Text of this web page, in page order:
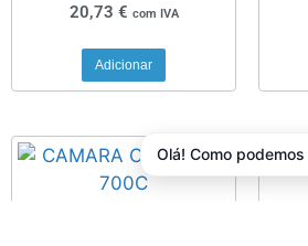
20,73 € com IVA
Adicionar
Olá! Como